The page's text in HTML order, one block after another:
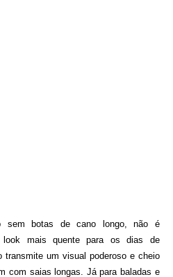
sem botas de cano longo, não é
look mais quente para os dias de
transmite um visual poderoso e cheio
com saias longas. Já para baladas e